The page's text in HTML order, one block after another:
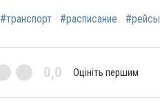
#транспорт #расписание #рейсы
0,0 Оцініть першим